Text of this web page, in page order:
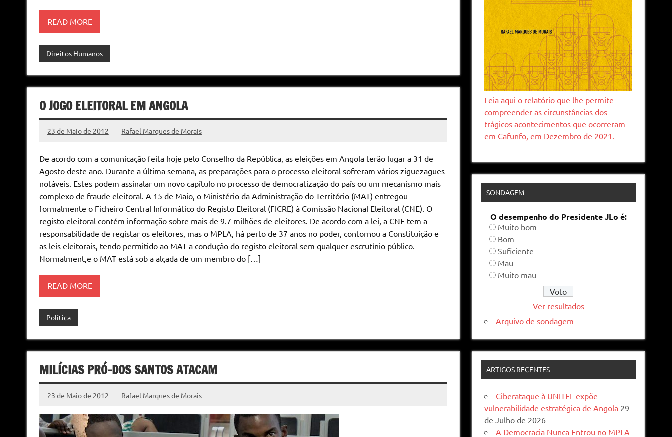
READ MORE
Direitos Humanos
O JOGO ELEITORAL EM ANGOLA
23 de Maio de 2012 Rafael Marques de Morais
De acordo com a comunicação feita hoje pelo Conselho da República, as eleições em Angola terão lugar a 31 de
Agosto deste ano. Durante a última semana, as preparações para o processo eleitoral sofreram vários ziguezagues
notáveis. Estes podem assinalar um novo capítulo no processo de democratização do país ou um mecanismo mais
complexo de fraude eleitoral. A 15 de Maio, o Ministério da Administração do Território (MAT) entregou
formalmente o Ficheiro Central Informático do Registo Eleitoral (FICRE) à Comissão Nacional Eleitoral (CNE). O
registo eleitoral contém informação sobre mais de 9.7 milhões de eleitores. De acordo com a lei, a CNE tem a
responsabilidade de registar os eleitores, mas o MPLA, há perto de 37 anos no poder, contornou a Constituição e
as leis eleitorais, tendo permitido ao MAT a condução do registo eleitoral sem qualquer escrutínio público.
Normalment,e o MAT está sob a alçada de um membro do […]
READ MORE
Política
MILÍCIAS PRÓ-DOS SANTOS ATACAM
23 de Maio de 2012 Rafael Marques de Morais
Leia aqui o relatório que lhe permite
compreender as circunstâncias dos
trágicos acontecimentos que ocorreram
em Cafunfo, em Dezembro de 2021.
SONDAGEM
O desempenho do Presidente JLo é:
Muito bom
Bom
Suficiente
Mau
Muito mau
Ver resultados
Arquivo de sondagem
ARTIGOS RECENTES
Ciberataque à UNITEL expõe
vulnerabilidade estratégica de Angola 29
de Julho de 2026
A Democracia Nunca Entrou no MPLA